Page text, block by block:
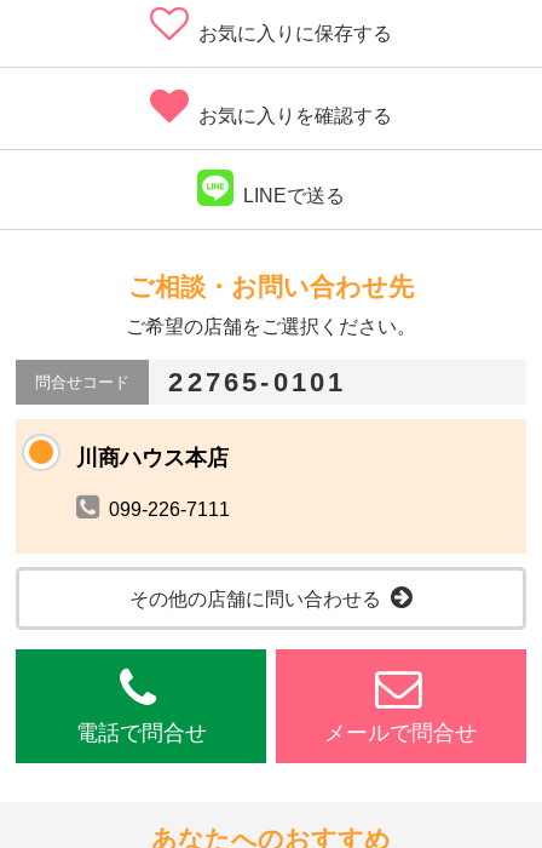
お気に入りに保存する
お気に入りを確認する
LINEで送る
ご相談・お問い合わせ先
ご希望の店舗をご選択ください。
問合せコード 22765-0101
川商ハウス本店
099-226-7111
その他の店舗に問い合わせる
電話で問合せ メールで問合せ
あなたへのおすすめ